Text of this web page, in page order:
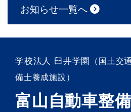
お知らせ一覧へ
学校法人 臼井学園 （国土交
備士養成施設）
富山自動車整